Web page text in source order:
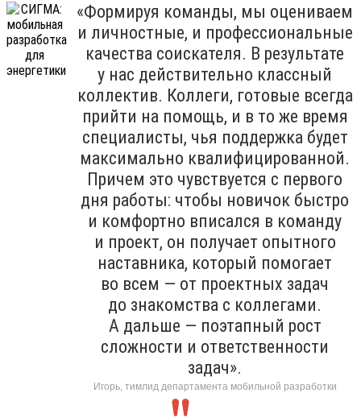
«Формируя команды, мы оцениваем
и личностные, и профессиональные
качества соискателя. В результате
у нас действительно классный
коллектив. Коллеги, готовые всегда
прийти на помощь, и в то же время
специалисты, чья поддержка будет
максимально квалифицированной.
Причем это чувствуется с первого
дня работы: чтобы новичок быстро
и комфортно вписался в команду
и проект, он получает опытного
наставника, который помогает
во всем — от проектных задач
до знакомства с коллегами.
А дальше — поэтапный рост
сложности и ответственности
задач».
Игорь, тимлид департамента мобильной разработки